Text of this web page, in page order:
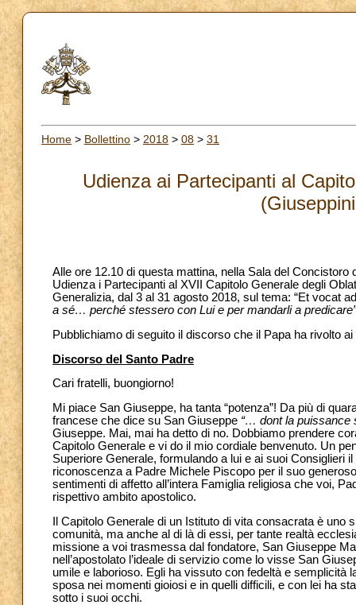
Home > Bollettino > 2018 > 08 > 31
Udienza ai Partecipanti al
Alle ore 12.10 di questa mattina, nella Sala del
Udienza i Partecipanti al XVII Capitolo Generale degli
Generalizia, dal 3 al 31 agosto 2018, sul tema: “Et vocat
a sé… perché stessero con Lui e per mandarli a predicare”
Pubblichiamo di seguito il discorso che il Papa ha rivolto
Discorso del Santo Padre
Cari fratelli, buongiorno!
Mi piace San Giuseppe, ha tanta “potenza”! Da più di
francese che dice su San Giuseppe “… dont la puissance
Giuseppe. Mai, mai ha detto di no. Dobbiamo prendere
Capitolo Generale e vi do il mio cordiale benvenuto. Un
Superiore Generale, formulando a lui e ai suoi Consiglieri
riconoscenza a Padre Michele Piscopo per il suo
sentimenti di affetto all’intera Famiglia religiosa che voi,
rispettivo ambito apostolico.
Il Capitolo Generale di un Istituto di vita consacrata è
comunità, ma anche al di là di essi, per tante realtà
missione a voi trasmessa dal fondatore, San Giuseppe
nell’apostolato l’ideale di servizio come lo visse San
umile e laborioso. Egli ha vissuto con fedeltà e
sposa nei momenti gioiosi e in quelli difficili, e con lei ha
sotto i suoi occhi.